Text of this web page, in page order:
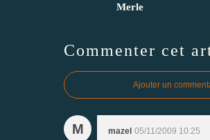
Merle
Commenter cet
Ajouter un
M mazel 05/11/2009 10:25